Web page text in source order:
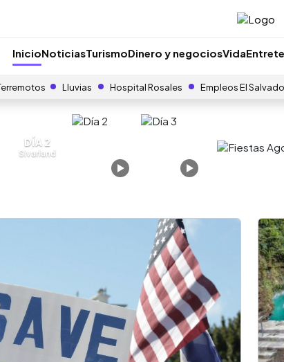
InicioNoticiasTurismoDinero y negociosVida
Lluvias Hospital Rosales Empleos El
DÍA 2
Sivarland